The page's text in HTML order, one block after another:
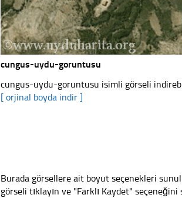
cungus-uydu-goruntusu
cungus-uydu-goruntusu isimli görseli
[ orjinal boyda indir ]
Burada görsellere ait boyut seçenekleri
görseli tıklayın ve "Farklı Kaydet" seçeneğini